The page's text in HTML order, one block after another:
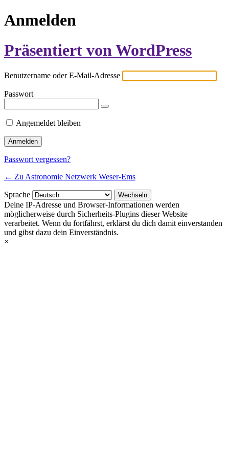
Anmelden
Präsentiert von WordPress
Benutzername oder E-Mail-Adresse
Passwort
Angemeldet bleiben
Passwort vergessen?
← Zu Astronomie Netzwerk Weser-Ems
Sprache
Deine IP-Adresse und Browser-Informationen werden
möglicherweise durch Sicherheits-Plugins dieser Website
verarbeitet. Wenn du fortfährst, erklärst du dich damit einverstanden
und gibst dazu dein Einverständnis.
×